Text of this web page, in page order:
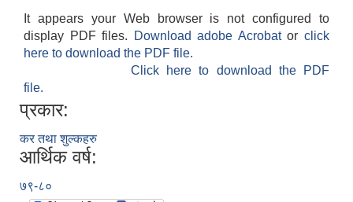
It appears your Web browser is not configured to
display PDF files.
Download adobe Acrobatorclick
here to download the PDF file.
Click here to download the PDF
file.
प्रकार:
कर तथा शुल्कहरु
आर्थिक वर्ष:
७९-८०